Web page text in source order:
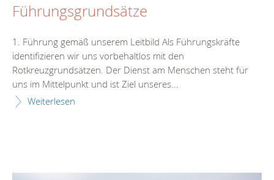
Führungsgrundsätze
1. Führung gemäß unserem Leitbild Als Führungskräfte
identifizieren wir uns vorbehaltlos mit den
Rotkreuzgrundsätzen. Der Dienst am Menschen steht für
uns im Mittelpunkt und ist Ziel unseres...
Weiterlesen